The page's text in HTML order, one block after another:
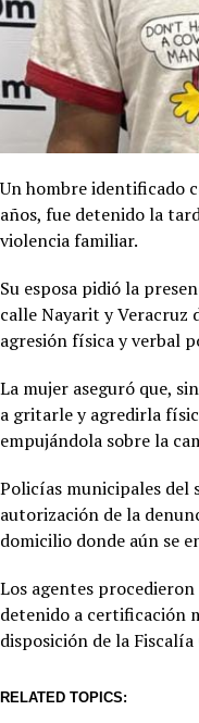
Un hombre identificado
años, fue detenido la
violencia familiar.
Su esposa pidió la
calle Nayarit y
agresión física y verbal
La mujer aseguró que,
a gritarle y agredirla
empujándola sobre la
Policías municipales
autorización de la
domicilio donde aún se
Los agentes
detenido a certificación
disposición de la
RELATED TOPICS: